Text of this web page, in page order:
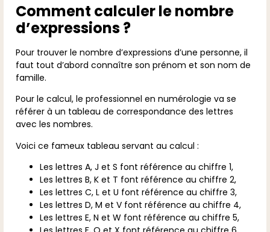
Comment calculer le nombre
d’expressions ?
Pour trouver le nombre d’expressions d’une personne, il
faut tout d’abord connaître son prénom et son nom de
famille.
Pour le calcul, le professionnel en numérologie va se
référer à un tableau de correspondance des lettres
avec les nombres.
Voici ce fameux tableau servant au calcul :
Les lettres A, J et S font référence au chiffre 1,
Les lettres B, K et T font référence au chiffre 2,
Les lettres C, L et U font référence au chiffre 3,
Les lettres D, M et V font référence au chiffre 4,
Les lettres E, N et W font référence au chiffre 5,